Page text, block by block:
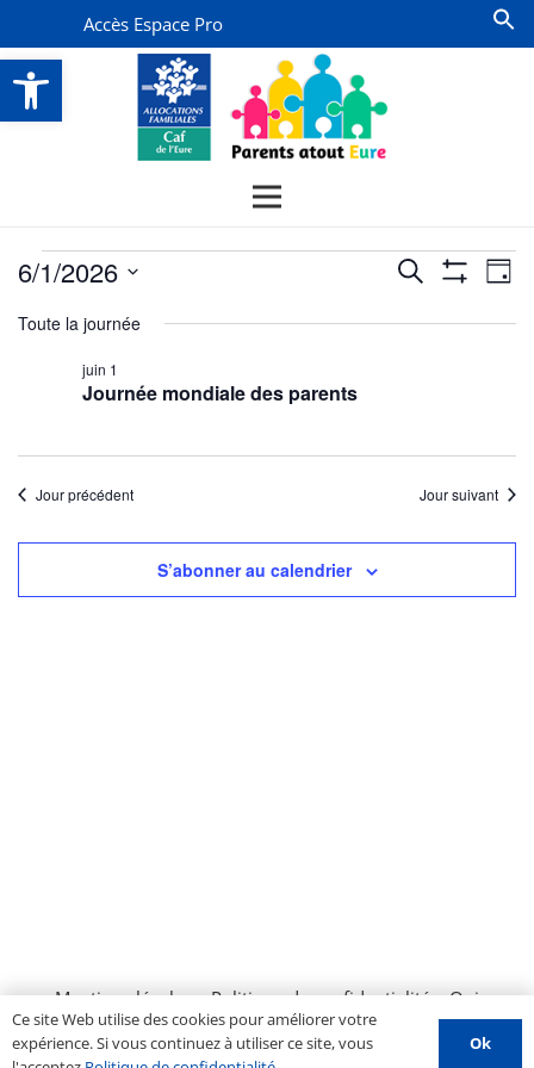
Ouvrir la barre d’outils
Accès Espace Pro
Évènements
for
Recherche
Recherche
Filtres
Jour
6/1/2026
une
Toute la journée
Journée mondiale des parents
juin 1
Jour précédent Jour suivant
S’abonner au calendrier
Mentions légales–Politique de confidentialité–Qui
sommes nous ?–Contactez-nous –Espace PROS
Soumettre un évènement
Ce site Web utilise des cookies pour améliorer votre
expérience. Si vous continuez à utiliser ce site, vous
Ok